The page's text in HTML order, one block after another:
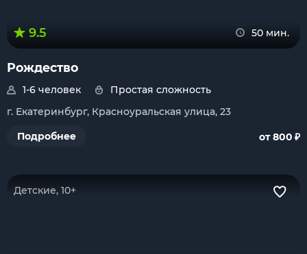
9.5 50 мин.
Рождество
1-6 человек
Простая сложность
г. Екатеринбург, Красноуральская улица, 23
Подробнее
от 800 ₽
Детские, 10+